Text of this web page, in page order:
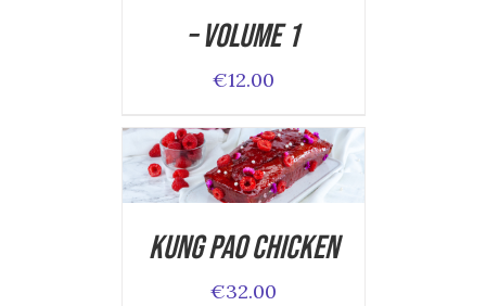
– Volume 1
€12.00
ADD TO CART
/
DETAILS
Kung Pao Chicken
€32.00